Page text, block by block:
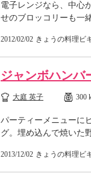
電子レンジなら、中心
せのブロッコリーも一
2012/02/02 きょうの料理ビ
ジャンボハンバ
大庭 英子 300
パーティーメニューに
グ。埋め込んで焼いた
2013/12/02 きょうの料理ビ